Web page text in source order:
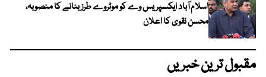
اسلام آباد ایکسپریس وے کو موٹروے طرز بنانے کا منصوبہ،
محسن نقوی کا اعلان
مقبول ترین خبریں